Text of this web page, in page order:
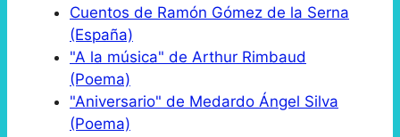
Cuentos de Ramón Gómez de la Serna
(España)
"A la música" de Arthur Rimbaud
(Poema)
"Aniversario" de Medardo Ángel Silva
(Poema)